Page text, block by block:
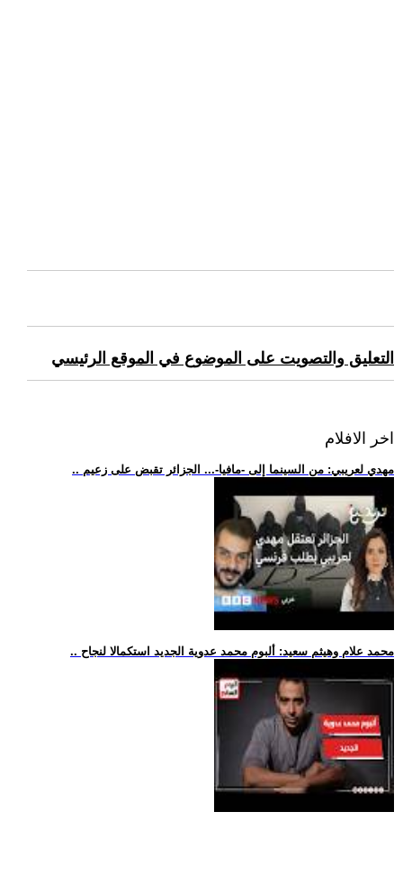
التعليق والتصويت على الموضوع في الموقع الرئيسي
اخر الافلام
.. مهدي لعريبي: من السينما إلى -مافيا-... الجزائر تقبض على زعيم
.. محمد علام وهيثم سعيد: ألبوم محمد عدوية الجديد استكمالا لنجاح